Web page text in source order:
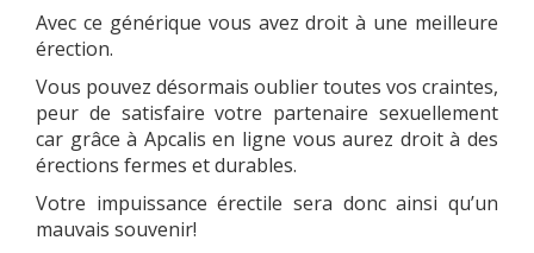
Avec ce générique vous avez droit à une meilleure
érection.
Vous pouvez désormais oublier toutes vos craintes,
peur de satisfaire votre partenaire sexuellement
car grâce à Apcalis en ligne vous aurez droit à des
érections fermes et durables.
Votre impuissance érectile sera donc ainsi qu’un
mauvais souvenir!